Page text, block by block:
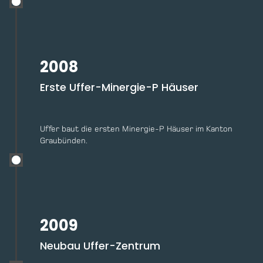
2008
Erste Uffer-Minergie-P Häuser
Uffer baut die ersten Minergie-P Häuser im Kanton
Graubünden.
2009
Neubau Uffer-Zentrum